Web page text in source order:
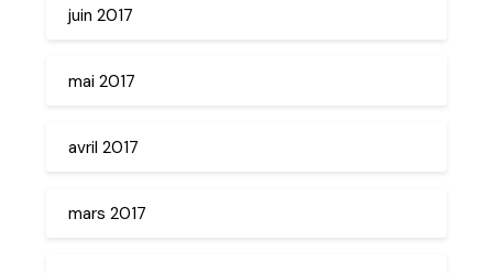
juin 2017
mai 2017
avril 2017
mars 2017